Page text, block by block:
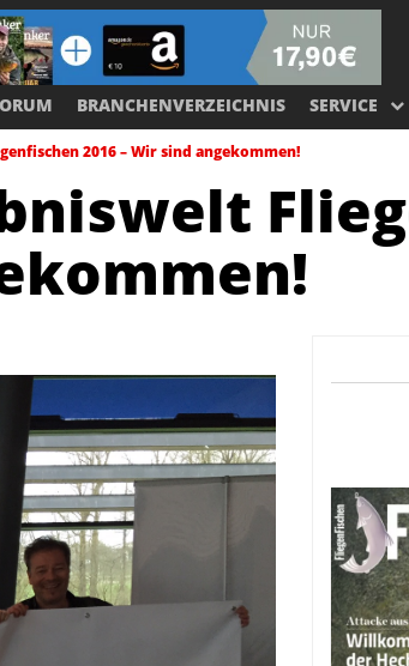
BRANCHENVERZEICHNIS SERVICE
2016 – Wir sind angekommen!